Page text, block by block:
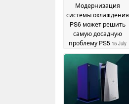
Модернизация
системы охлаждения
PS6 может решить
самую досадную
проблему PS5 15 July
2026